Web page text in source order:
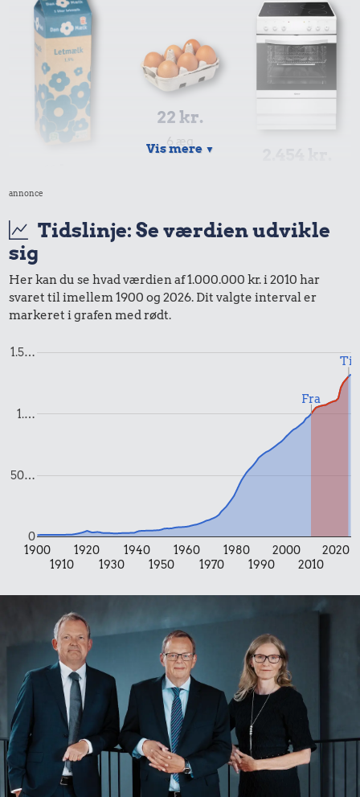
1 liter mælk
22 kr.
6 æg
46 kr.
18 kr.
80.534 kr.
Rolex-ur
19 kr.
Rugbrød
12 kr.
Sodavand
27 kr.
Avis
Vis mere ▼
annonce
Tidslinje: Se værdien udvikle
sig
Her kan du se hvad værdien af 1.000.000 kr. i 2010 har
svaret til imellem 1900 og 2026. Dit valgte interval er
markeret i grafen med rødt.
1900
1910
1920
1930
1940
1950
1960
1970
1980
1990
2000
2010
2020
0
50…
1.…
1.5…
Fra
Til